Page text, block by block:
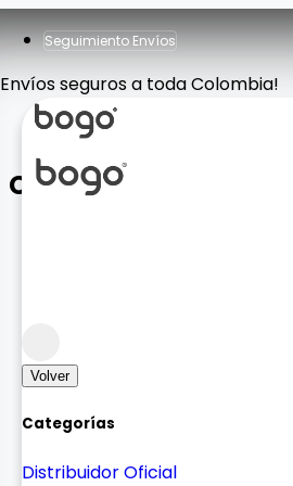
Seguimiento Envíos
Envíos seguros a toda Colombia!
Volver
Categorías
Distribuidor Oficial
CABLE ORG IPH 2M